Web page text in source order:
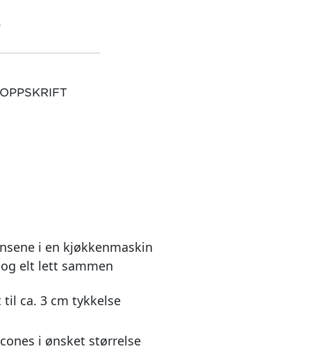
i en kjøkkenmaskin
elt lett sammen
til ca. 3 cm tykkelse
i ønsket størrelse